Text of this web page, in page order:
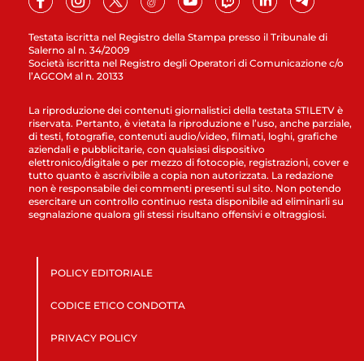
Testata iscritta nel Registro della Stampa presso il Tribunale di
Salerno al n. 34/2009
Società iscritta nel Registro degli Operatori di Comunicazione c/o
l’AGCOM al n. 20133
La riproduzione dei contenuti giornalistici della testata STILETV è
riservata. Pertanto, è vietata la riproduzione e l’uso, anche parziale,
di testi, fotografie, contenuti audio/video, filmati, loghi, grafiche
aziendali e pubblicitarie, con qualsiasi dispositivo
elettronico/digitale o per mezzo di fotocopie, registrazioni, cover e
tutto quanto è ascrivibile a copia non autorizzata. La redazione
non è responsabile dei commenti presenti sul sito. Non potendo
esercitare un controllo continuo resta disponibile ad eliminarli su
segnalazione qualora gli stessi risultano offensivi e oltraggiosi.
POLICY EDITORIALE
CODICE ETICO CONDOTTA
PRIVACY POLICY